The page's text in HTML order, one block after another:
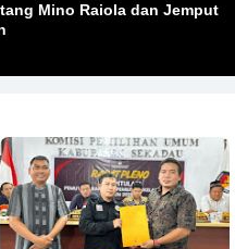
Mino Raiola dan Jemput